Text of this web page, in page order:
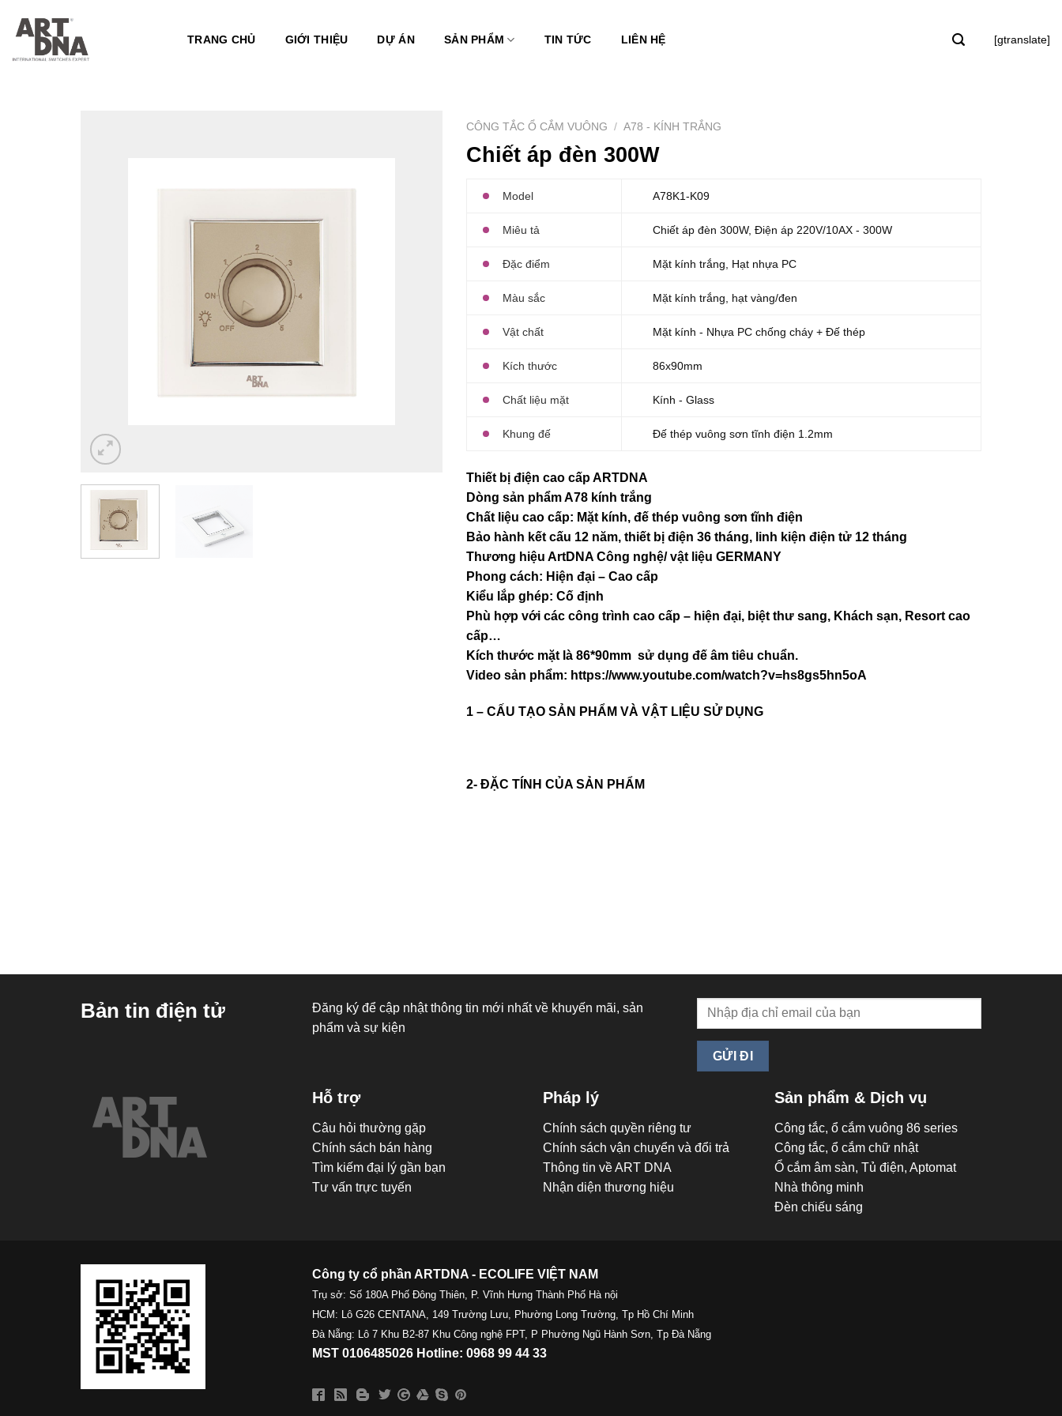
TRANG CHỦ GIỚI THIỆU DỰ ÁN SẢN PHẨM TIN TỨC LIÊN HỆ [gtranslate]
CÔNG TẮC Ổ CẮM VUÔNG / A78 - KÍNH TRẮNG
Chiết áp đèn 300W
Model A78K1-K09
Miêu tả Chiết áp đèn 300W, Điện áp 220V/10AX - 300W
Đặc điểm Mặt kính trắng, Hạt nhựa PC
Màu sắc Mặt kính trắng, hạt vàng/đen
Vật chất Mặt kính - Nhựa PC chống cháy + Đế thép
Kích thước 86x90mm
Chất liệu mặt Kính - Glass
Khung đế Đế thép vuông sơn tĩnh điện 1.2mm
Thiết bị điện cao cấp ARTDNA
Dòng sản phẩm A78 kính trắng
Chất liệu cao cấp: Mặt kính, đế thép vuông sơn tĩnh điện
Bảo hành kết cấu 12 năm, thiết bị điện 36 tháng, linh kiện điện tử 12 tháng
Thương hiệu ArtDNA Công nghệ/ vật liệu GERMANY
Phong cách: Hiện đại – Cao cấp
Kiểu lắp ghép: Cố định
Phù hợp với các công trình cao cấp – hiện đại, biệt thư sang, Khách sạn, Resort cao
cấp…
Kích thước mặt là 86*90mm sử dụng đế âm tiêu chuẩn.
Video sản phẩm: https://www.youtube.com/watch?v=hs8gs5hn5oA
1 – CẤU TẠO SẢN PHẨM VÀ VẬT LIỆU SỬ DỤNG
2- ĐẶC TÍNH CỦA SẢN PHẨM
Bản tin điện tử
Đăng ký để cập nhật thông tin mới nhất về khuyến mãi, sản
phẩm và sự kiện
Hỗ trợ
Câu hỏi thường gặp
Chính sách bán hàng
Tìm kiếm đại lý gần bạn
Tư vấn trực tuyến
Pháp lý
Chính sách quyền riêng tư
Chính sách vận chuyển và đổi trả
Thông tin về ART DNA
Nhận diện thương hiệu
Sản phẩm & Dịch vụ
Công tắc, ổ cắm vuông 86 series
Công tắc, ổ cắm chữ nhật
Ổ cắm âm sàn, Tủ điện, Aptomat
Nhà thông minh
Đèn chiếu sáng
Công ty cổ phần ARTDNA - ECOLIFE VIỆT NAM
Trụ sở: Số 180A Phố Đông Thiên, P. Vĩnh Hưng Thành Phố Hà nội
HCM: Lô G26 CENTANA, 149 Trường Lưu, Phường Long Trường, Tp Hồ Chí Minh
Đà Nẵng: Lô 7 Khu B2-87 Khu Công nghệ FPT, P Phường Ngũ Hành Sơn, Tp Đà Nẵng
MST 0106485026 Hotline: 0968 99 44 33